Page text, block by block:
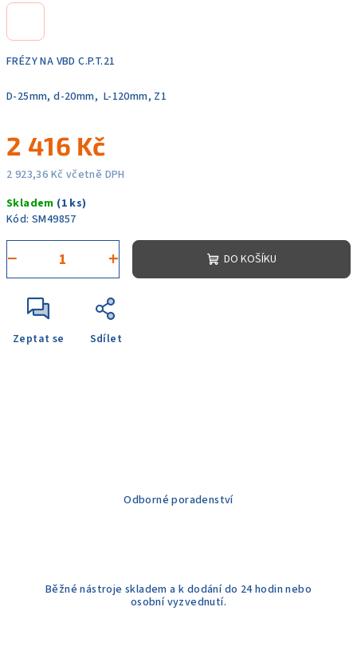
FRÉZY NA VBD C.P.T.21
D-25mm, d-20mm, L-120mm, Z1
2 416 Kč
2 923,36 Kč včetně DPH
cena:
Skladem (1 ks)
Kód: SM49857
+
− DO KOŠÍKU
Zeptat se Sdílet
Odborné poradenství
Běžné nástroje skladem a k dodání do 24 hodin nebo
osobní vyzvednutí.